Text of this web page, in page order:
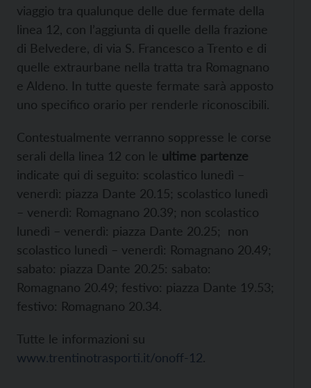
viaggio tra qualunque delle due fermate della
linea 12, con l’aggiunta di quelle della frazione
di Belvedere, di via S. Francesco a Trento e di
quelle extraurbane nella tratta tra Romagnano
e Aldeno. In tutte queste fermate sarà apposto
uno specifico orario per renderle riconoscibili.
Contestualmente verranno soppresse le corse
serali della linea 12 con le ultime partenze
indicate qui di seguito: scolastico lunedì –
venerdì: piazza Dante 20.15; scolastico lunedì
– venerdì: Romagnano 20.39; non scolastico
lunedì – venerdì: piazza Dante 20.25; non
scolastico lunedì – venerdì: Romagnano 20.49;
sabato: piazza Dante 20.25: sabato:
Romagnano 20.49; festivo: piazza Dante 19.53;
festivo: Romagnano 20.34.
Tutte le informazioni su
www.trentinotrasporti.it/onoff-12.